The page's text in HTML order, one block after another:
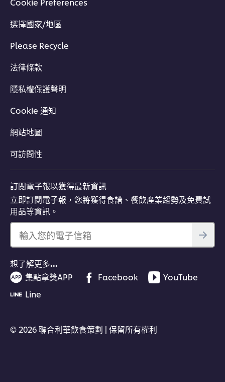
選擇國家/地區
Please Recycle
法律條款
隱私權保護聲明
Cookie 通知
網站地圖
可訪問性
訂閱電子報以獲得最新資訊
立即訂閱電子報，您將獲得食譜、餐飲產業趨勢及免費試
用品等資訊。
輸入您的電子信箱
想了解更多…
集點拿獎APP
Facebook
YouTube
Line
© 2026 聯合利華飲食策劃 | 保留所有權利